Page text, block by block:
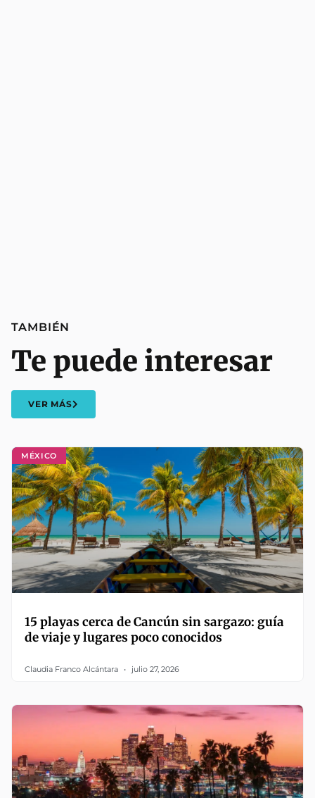
MÉXICO
15 playas cerca de Cancún sin sargazo: guía
de viaje y lugares poco conocidos
Claudia Franco Alcántara julio 27, 2026
TAMBIÉN
Te puede interesar
VER MÁS